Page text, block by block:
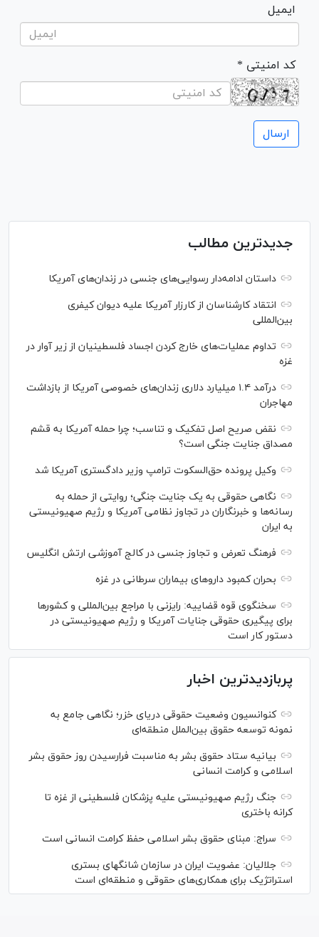
ایمیل
* کد امنیتی
جدیدترین مطالب
داستان ادامه‌دار رسوایی‌های جنسی در زندان‌های آمریکا
انتقاد کارشناسان از کارزار آمریکا علیه دیوان کیفری
بین‌المللی
تداوم عملیات‌های خارج کردن اجساد فلسطینیان از زیر آوار در
غزه
درآمد ۱.۴ میلیارد دلاری زندان‌های خصوصی آمریکا از بازداشت
مهاجران
نقض صریح اصل تفکیک و تناسب؛ چرا حمله آمریکا به قشم
مصداق جنایت جنگی است؟
وکیل پرونده حق‌السکوت ترامپ وزیر دادگستری آمریکا شد
نگاهی حقوقی به یک جنایت جنگی؛ روایتی از حمله به
رسانه‌ها و خبرنگاران در تجاوز نظامی آمریکا و رژیم صهیونیستی
به ایران
فرهنگ تعرض و تجاوز جنسی در کالج آموزشی ارتش انگلیس
بحران کمبود دارو‌های بیماران سرطانی در غزه
سخنگوی قوه قضاییه: رایزنی‌ با مراجع بین‌المللی و کشور‌ها
برای پیگیری حقوقی جنایات آمریکا و رژیم صهیونیستی در
دستور کار است
پربازدیدترین اخبار
کنوانسیون وضعیت حقوقی دریای خزر؛ نگاهی جامع به
نمونه توسعه حقوق بین‌الملل منطقه‌ای
بیانیه ستاد حقوق بشر به مناسبت فرارسیدن روز حقوق بشر
اسلامی و کرامت انسانی
جنگ رژیم صهیونیستی علیه پزشکان فلسطینی از غزه تا
کرانه باختری
سراج: مبنای حقوق بشر اسلامی حفظ کرامت انسانی است
جلالیان: عضویت ایران در سازمان شانگهای بستری
استراتژیک برای همکاری‌های حقوقی و منطقه‌ای است